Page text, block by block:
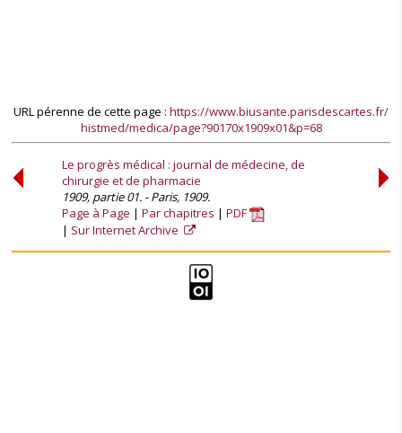
URL pérenne de cette page : https://www.biusante.parisdescartes.fr/
histmed/medica/page?90170x1909x01&p=68
Le progrès médical : journal de médecine, de
chirurgie et de pharmacie
1909, partie 01. - Paris, 1909.
Page à Page
Par chapitres
PDF
Sur Internet Archive